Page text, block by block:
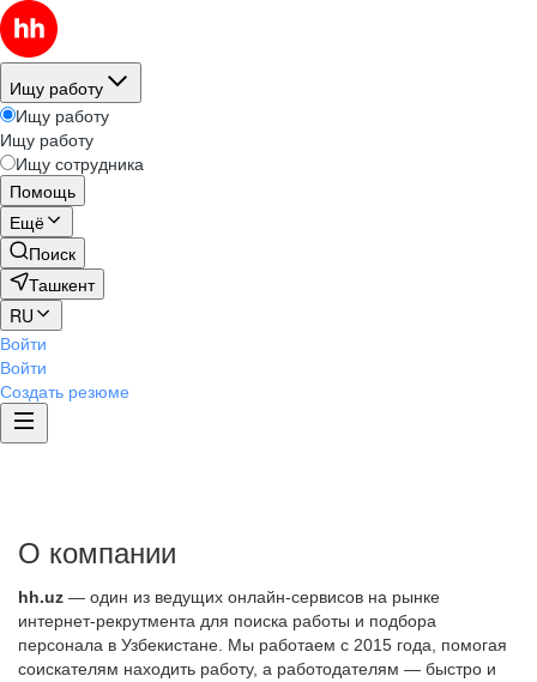
Ищу работу
Ищу работу
Ищу работу
Ищу сотрудника
Помощь
Ещё
Поиск
Ташкент
RU
Войти
Войти
Создать резюме
О компании
hh.uz — один из ведущих онлайн-сервисов на рынке
интернет-рекрутмента для поиска работы и подбора
персонала в Узбекистане. Мы работаем с 2015 года, помогая
соискателям находить работу, а работодателям — быстро и